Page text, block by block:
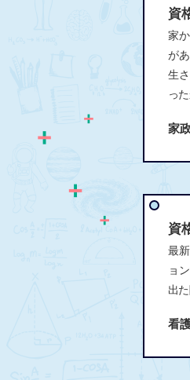
資
家
が
生
った
家
資
最
ョ
出
看